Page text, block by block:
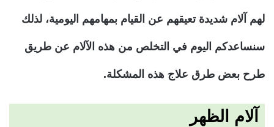
لهم آلام شديدة تعيقهم عن القيام بمهامهم اليومية، لذلك
سنساعدكم اليوم في التخلص من هذه الآلام عن طريق
طرح بعض طرق علاج هذه المشكلة.
آلام الظهر